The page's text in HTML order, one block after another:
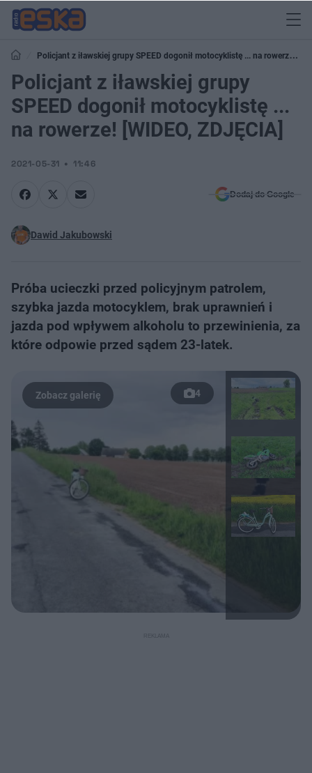
Policjant z iławskiej grupy SPEED dogonił motocyklistę ... na rowerze!
[WIDEO, ZDJĘCIA]
Policjant z iławskiej grupy
SPEED dogonił motocyklistę ...
na rowerze! [WIDEO, ZDJĘCIA]
2021-05-31 11:46
Dodaj do Google
Dawid Jakubowski
Próba ucieczki przed policyjnym patrolem,
szybka jazda motocyklem, brak uprawnień i
jazda pod wpływem alkoholu to przewinienia, za
które odpowie przed sądem 23-latek.
4